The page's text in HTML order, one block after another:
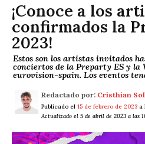
¡Conoce a los
confirmados la
2023!
Estos son los artistas invitados
conciertos de la Preparty ES y la
eurovision-spain. Los eventos
Redactado por: Cristhian
Publicado el 15 de febrero de 2023 a
Actualizado el 5 de abril de 2023 a las